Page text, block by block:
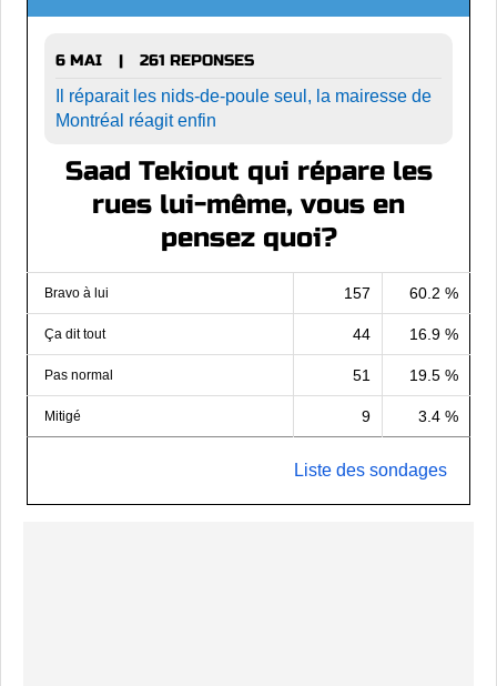
6 MAI |
261 REPONSES
Il réparait les nids-de-poule seul, la mairesse de
Montréal réagit enfin
Saad Tekiout qui répare les
rues lui-même, vous en
pensez quoi?
Bravo à lui 157 60.2 %
Ça dit tout 44 16.9 %
Pas normal 51 19.5 %
Mitigé 9 3.4 %
Liste des sondages